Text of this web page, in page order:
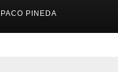
PACO PINEDA